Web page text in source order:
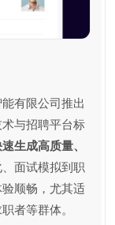
有限公司推出
与招聘平台标
生成高质量、
面试模拟到职
顺畅，尤其适
者等群体。